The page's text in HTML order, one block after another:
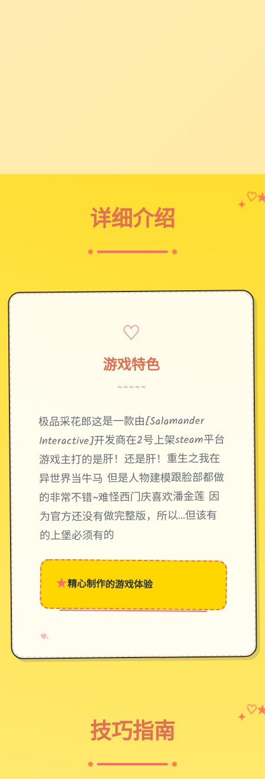
详细介绍
✦♡
♡
游戏特色
~~~~~
极品采花郎这是一款由[Salamander
Interactive]开发商在2号上架steam平台
游戏主打的是肝！还是肝！重生之我在
异世界当牛马 但是人物建模跟脸部都做
的非常不错~难怪西门庆喜欢潘金莲 因
为官方还没有做完整版，所以…但该有
的上堡必须有的
★精心制作的游戏体验
♥
✧
→
技巧指南
✦♡